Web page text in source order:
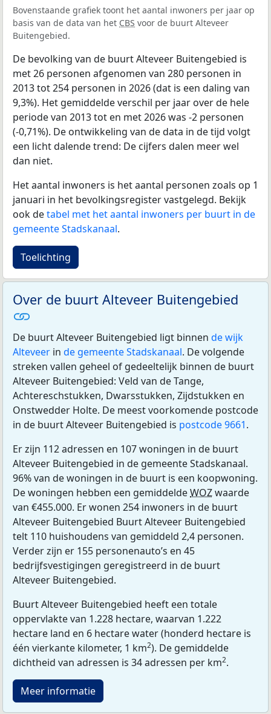
Bovenstaande grafiek toont het aantal inwoners per jaar op
basis van de data van het CBS voor de buurt Alteveer
Buitengebied.
De bevolking van de buurt Alteveer Buitengebied is
met 26 personen afgenomen van 280 personen in
2013 tot 254 personen in 2026 (dat is een daling van
9,3%). Het gemiddelde verschil per jaar over de hele
periode van 2013 tot en met 2026 was -2 personen
(-0,71%). De ontwikkeling van de data in de tijd volgt
een licht dalende trend: De cijfers dalen meer wel
dan niet.
Het aantal inwoners is het aantal personen zoals op 1
januari in het bevolkingsregister vastgelegd. Bekijk
ook detabel met het aantal inwoners per buurt in de
gemeente Stadskanaal.
Toelichting
Over de buurt Alteveer Buitengebied
De buurt Alteveer Buitengebied ligt binnen de wijk
Alteveer in de gemeente Stadskanaal. De volgende
streken vallen geheel of gedeeltelijk binnen de buurt
Alteveer Buitengebied: Veld van de Tange,
Achtereschstukken, Dwarsstukken, Zijdstukken en
Onstwedder Holte. De meest voorkomende postcode
in de buurt Alteveer Buitengebied is postcode 9661.
Er zijn 112 adressen en 107 woningen in de buurt
Alteveer Buitengebied in de gemeente Stadskanaal.
96% van de woningen in de buurt is een koopwoning.
De woningen hebben een gemiddeldeWOZwaarde
van €455.000. Er wonen 254 inwoners in de buurt
Alteveer Buitengebied Buurt Alteveer Buitengebied
telt 110 huishoudens van gemiddeld 2,4 personen.
Verder zijn er 155 personenauto’s en 45
bedrijfsvestigingen geregistreerd in de buurt
Alteveer Buitengebied.
Buurt Alteveer Buitengebied heeft een totale
oppervlakte van 1.228 hectare, waarvan 1.222
hectare land en 6 hectare water (honderd hectare is
één vierkante kilometer, 1 km2). De gemiddelde
dichtheid van adressen is 34 adressen per km2.
Meer informatie